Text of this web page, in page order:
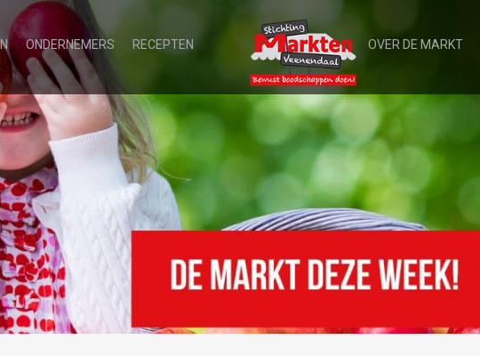
ONDERNEMERS RECEPTEN OVER DE MARKT